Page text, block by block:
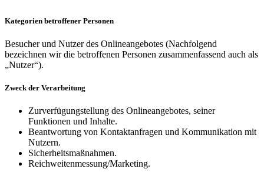
Kategorien betroffener Personen
Besucher und Nutzer des Onlineangebotes (Nachfolgend
bezeichnen wir die betroffenen Personen zusammenfassend auch als
„Nutzer“).
Zweck der Verarbeitung
Zurverfügungstellung des Onlineangebotes, seiner
Funktionen und Inhalte.
Beantwortung von Kontaktanfragen und Kommunikation mit
Nutzern.
Sicherheitsmaßnahmen.
Reichweitenmessung/Marketing.